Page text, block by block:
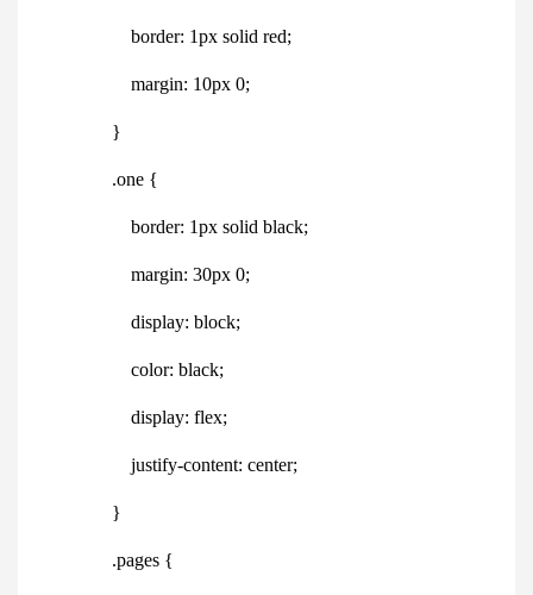
border: 1px solid red;
margin: 10px 0;
}
.one {
border: 1px solid black;
margin: 30px 0;
display: block;
color: black;
display: flex;
justify-content: center;
}
.pages {